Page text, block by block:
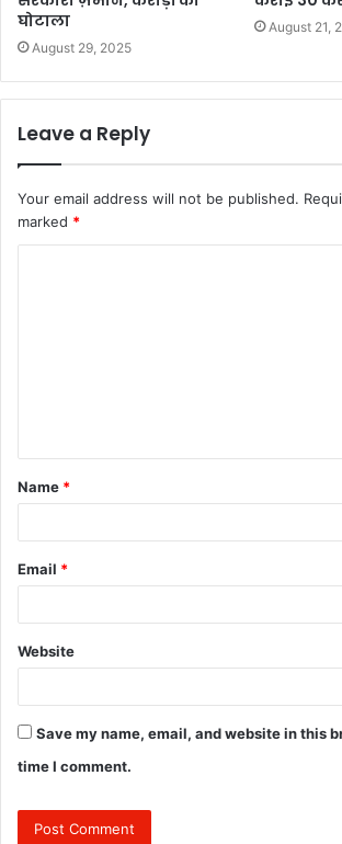
घोटाला
August 29, 2025
August 21,
Leave a Reply
Your email address will not be published.
marked *
t
*
Name *
Email *
Website
Save my name, email, and website in this
time I comment.